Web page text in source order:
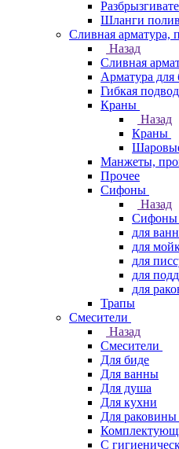
Шланги
Сливная арматура,
Назад
Сливная
Арматура для
Гибкая
Краны
Назад
Краны
Манжеты,
Прочее
Сифоны
Назад
Сифоны
для
для
для
для
для
Трапы
Смесители
Назад
Смесители
Для биде
Для ванны
Для душа
Для кухни
Для
С